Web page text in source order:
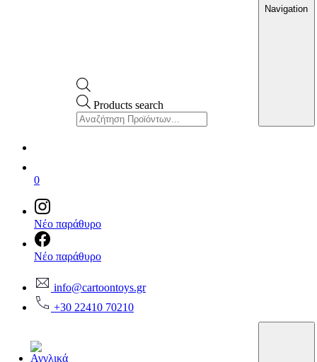
Products search
Navigation
0
Νέο παράθυρο
Νέο παράθυρο
info@cartoontoys.gr
+30 22410 70210